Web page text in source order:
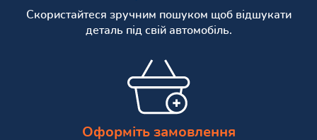
Скористайтеся зручним пошуком щоб відшукати
деталь під свій автомобіль.
Оформіть замовлення